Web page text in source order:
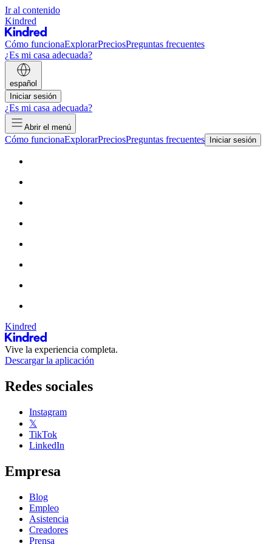
Ir al contenido
Kindred
Cómo funcionaExplorarPreciosPreguntas frecuentes
¿Es mi casa adecuada?
español
Iniciar sesión
¿Es mi casa adecuada?
Abrir el menú
Cómo funcionaExplorarPreciosPreguntas frecuentes Iniciar sesión
Kindred
Vive la experiencia completa.
Descargar la aplicación
Redes sociales
Instagram
𝕏
TikTok
LinkedIn
Empresa
Blog
Empleo
Asistencia
Creadores
Prensa